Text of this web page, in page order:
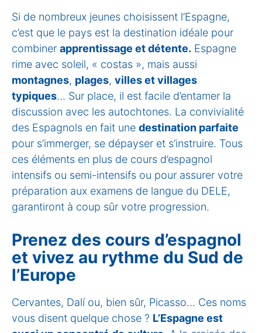
Si de nombreux jeunes choisissent l’Espagne,
c’est que le pays est la destination idéale pour
combiner apprentissage et détente. Espagne
rime avec soleil, « costas », mais aussi
montagnes, plages, villes et villages
typiques… Sur place, il est facile d’entamer la
discussion avec les autochtones. La convivialité
des Espagnols en fait une destination parfaite
pour s’immerger, se dépayser et s’instruire. Tous
ces éléments en plus de cours d’espagnol
intensifs ou semi-intensifs ou pour assurer votre
préparation aux examens de langue du DELE,
garantiront à coup sûr votre progression.
Prenez des cours d’espagnol
et vivez au rythme du Sud de
l’Europe
Cervantes, Dalí ou, bien sûr, Picasso… Ces noms
vous disent quelque chose ? L’Espagne est